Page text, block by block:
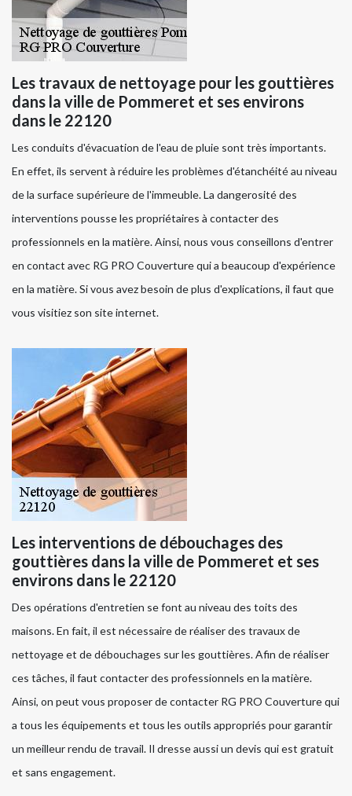
Les travaux de nettoyage pour les gouttières
dans la ville de Pommeret et ses environs
dans le 22120
Les conduits d'évacuation de l'eau de pluie sont très importants.
En effet, ils servent à réduire les problèmes d'étanchéité au niveau
de la surface supérieure de l'immeuble. La dangerosité des
interventions pousse les propriétaires à contacter des
professionnels en la matière. Ainsi, nous vous conseillons d'entrer
en contact avec RG PRO Couverture qui a beaucoup d'expérience
en la matière. Si vous avez besoin de plus d'explications, il faut que
vous visitiez son site internet.
Les interventions de débouchages des
gouttières dans la ville de Pommeret et ses
environs dans le 22120
Des opérations d'entretien se font au niveau des toits des
maisons. En fait, il est nécessaire de réaliser des travaux de
nettoyage et de débouchages sur les gouttières. Afin de réaliser
ces tâches, il faut contacter des professionnels en la matière.
Ainsi, on peut vous proposer de contacter RG PRO Couverture qui
a tous les équipements et tous les outils appropriés pour garantir
un meilleur rendu de travail. Il dresse aussi un devis qui est gratuit
et sans engagement.